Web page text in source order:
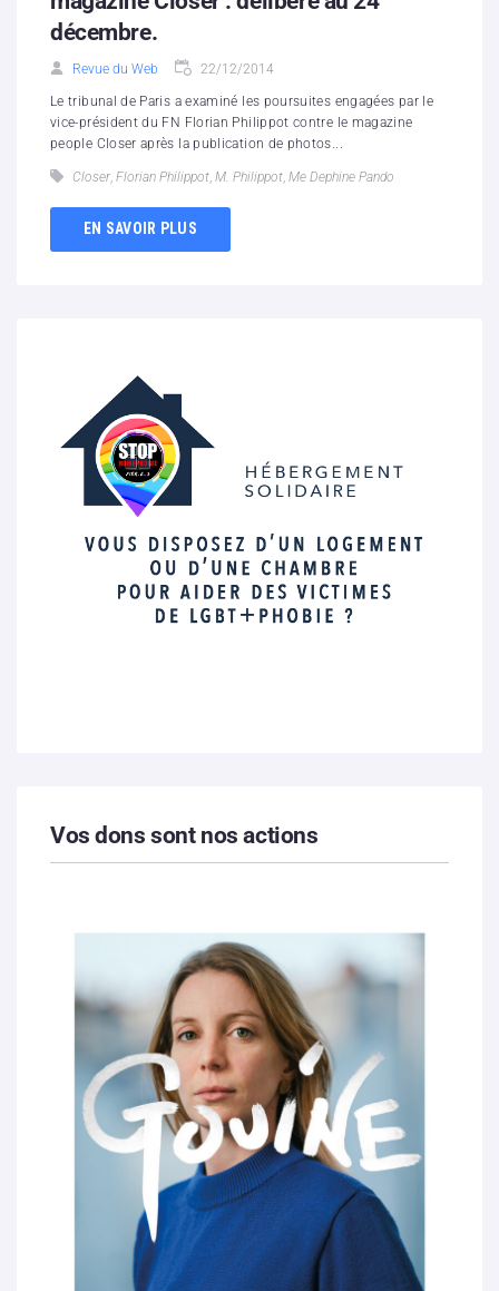
décembre.
Revue du Web 22/12/2014
Le tribunal de Paris a examiné les poursuites engagées par le
vice-président du FN Florian Philippot contre le magazine
people Closer après la publication de photos...
Closer Florian Philippot M. Philippot Me Dephine Pando
EN SAVOIR PLUS
Vos dons sont nos actions